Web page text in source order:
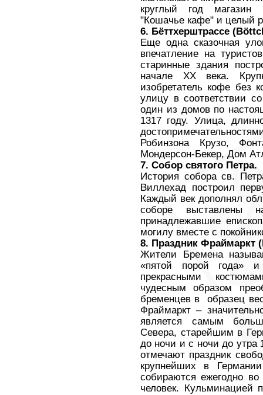
круглый год магазин
"Кошачье кафе" и целый
6. Бёттхерштрассе (Bö
Еще одна сказочная
впечатление на
старинные здания
начале ХХ века.
изобретатель кофе без
улицу в соответствии
один из домов по
1317 году. Улица,
Робинзона Крузо,
Мондерсон-Бекер, Дом
7. Собор святого Петра.
История собора св.
Виллехад построил
Каждый век дополнял
соборе выставлены
принадлежавшие
могилу вместе с
8. Праздник Фраймаркт (
Жители Бремена
«пятой порой года» и
прекрасными
чудесным образом
бременцев в
образец
Фраймаркт –
является самым
Севера, старейшим в
до ночи и с ночи до утра
отмечают праздник
крупнейших в
собираются ежегодно
человек. Кульминацией